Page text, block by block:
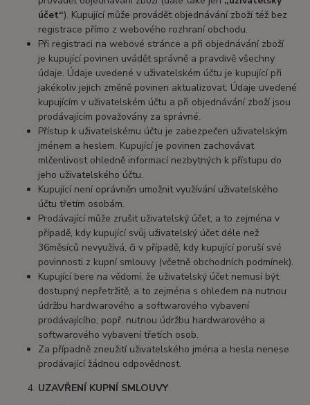
účet“). Kupující může provádět objednávání zboží též bez
registrace přímo z webového rozhraní obchodu.
Při registraci na webové stránce a při objednávání zboží
je kupující povinen uvádět správně a pravdivě všechny
údaje. Údaje uvedené v uživatelském účtu je kupující při
jakékoliv jejich změně povinen aktualizovat. Údaje uvedené
kupujícím v uživatelském účtu a při objednávání zboží jsou
prodávajícím považovány za správné.
Přístup k uživatelskému účtu je zabezpečen uživatelským
jménem a heslem. Kupující je povinen zachovávat
mlčenlivost ohledně informací nezbytných k přístupu do
jeho uživatelského účtu.
Kupující není oprávněn umožnit využívání uživatelského
účtu třetím osobám.
Prodávající může zrušit uživatelský účet, a to zejména v
případě, kdy kupující svůj uživatelský účet déle než
36měsíců nevyužívá, či v případě, kdy kupující poruší své
povinnosti z kupní smlouvy (včetně obchodních podmínek).
Kupující bere na vědomí, že uživatelský účet nemusí být
dostupný nepřetržitě, a to zejména s ohledem na nutnou
údržbu hardwarového a softwarového vybavení
prodávajícího, popř. nutnou údržbu hardwarového a
softwarového vybavení třetích osob.
Za případně zneužití uživatelského jména a hesla nenese
prodávající žádnou odpovědnost.
UZAVŘENÍ KUPNÍ SMLOUVY